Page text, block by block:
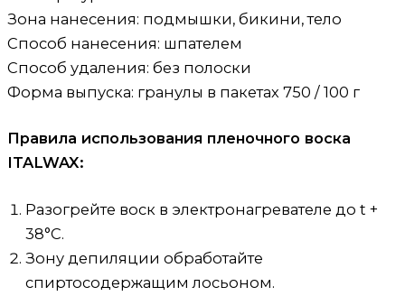
Зона нанесения: подмышки, бикини, тело
Способ нанесения: шпателем
Способ удаления: без полоски
Форма выпуска: гранулы в пакетах 750 / 100 г
Правила использования пленочного воска
ITALWAX:
Разогрейте воск в электронагревателе до t +
38°С.
Зону депиляции обработайте
спиртосодержащим лосьоном.